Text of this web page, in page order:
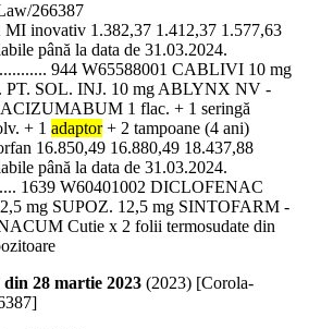
266387
inovativ 1.382,37 1.412,37 1.577,63
până la data de 31.03.2024.
944 W65588001 CABLIVI 10 mg
PT. SOL. INJ. 10 mg ABLYNX NV -
1 flac. + 1 seringă
+ 1 adaptor+ 2 tampoane (4 ani)
16.850,49 16.880,49 18.437,88
până la data de 31.03.2024.
1639 W60401002 DICLOFENAC
mg SUPOZ. 12,5 mg SINTOFARM -
Cutie x 2 folii termosudate din
28 martie 2023 (2023) [Corola-